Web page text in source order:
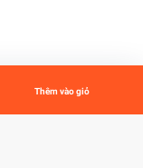
Thêm vào giỏ